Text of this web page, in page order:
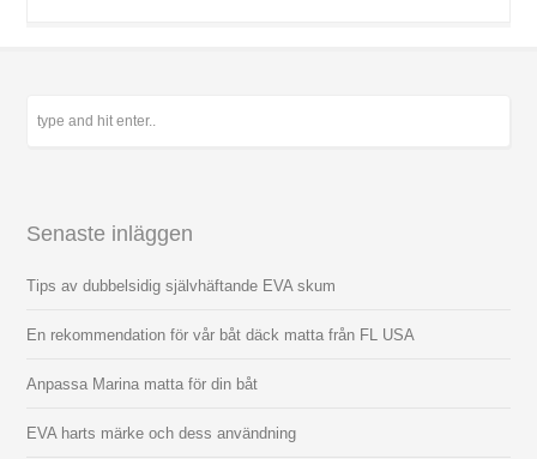
Senaste inläggen
Tips av dubbelsidig självhäftande EVA skum
En rekommendation för vår båt däck matta från FL USA
Anpassa Marina matta för din båt
EVA harts märke och dess användning